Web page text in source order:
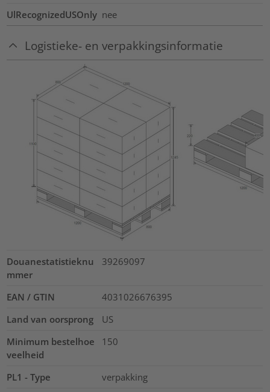
UlRecognizedUSOnly nee
Logistieke- en verpakkingsinformatie
Douanestatistieknu
mmer
39269097
EAN / GTIN
4031026676395
Land van oorsprong
US
Minimum bestelhoe
veelheid
150
PL1 - Type
verpakking